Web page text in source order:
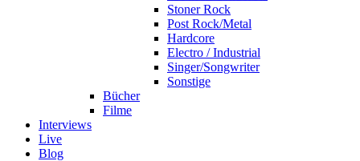
Stoner Rock
Post Rock/Metal
Hardcore
Electro / Industrial
Singer/Songwriter
Sonstige
Bücher
Filme
Interviews
Live
Blog